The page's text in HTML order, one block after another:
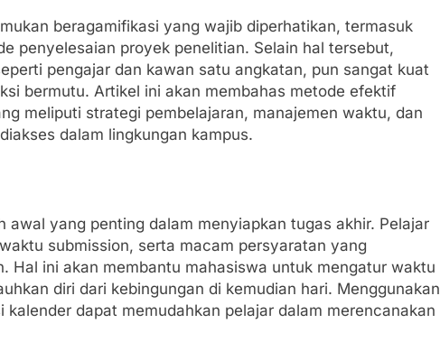
beragamifikasi yang wajib diperhatikan, termasuk
penyelesaian proyek penelitian. Selain hal tersebut,
pengajar dan kawan satu angkatan, pun sangat kuat
bermutu. Artikel ini akan membahas metode efektif
meliputi strategi pembelajaran, manajemen waktu, dan
dalam lingkungan kampus.
awal yang penting dalam menyiapkan tugas akhir. Pelajar
submission, serta macam persyaratan yang
Hal ini akan membantu mahasiswa untuk mengatur waktu
diri dari kebingungan di kemudian hari. Menggunakan
dapat memudahkan pelajar dalam merencanakan